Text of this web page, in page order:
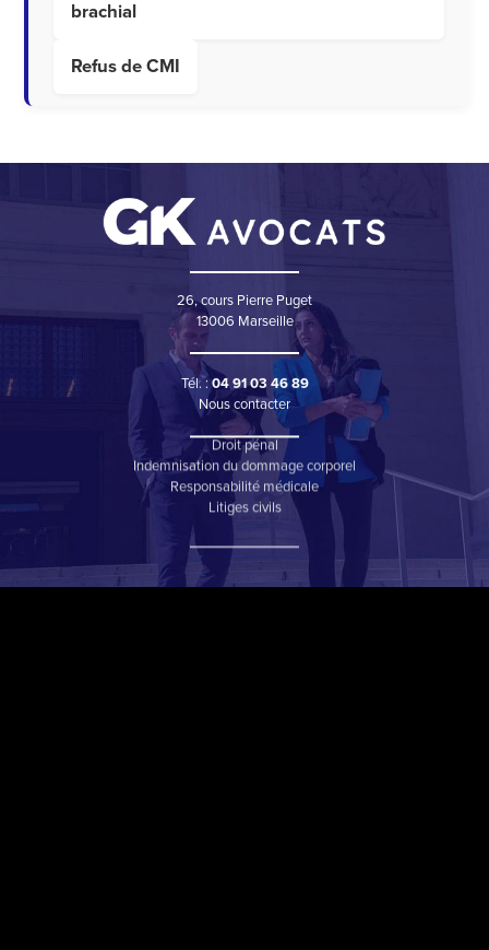
brachial
Refus de CMI
26, cours Pierre Puget
13006 Marseille
Tél. :04 91 03 46 89
Nous contacter
Droit pénal
Indemnisation du dommage corporel
Responsabilité médicale
Litiges civils